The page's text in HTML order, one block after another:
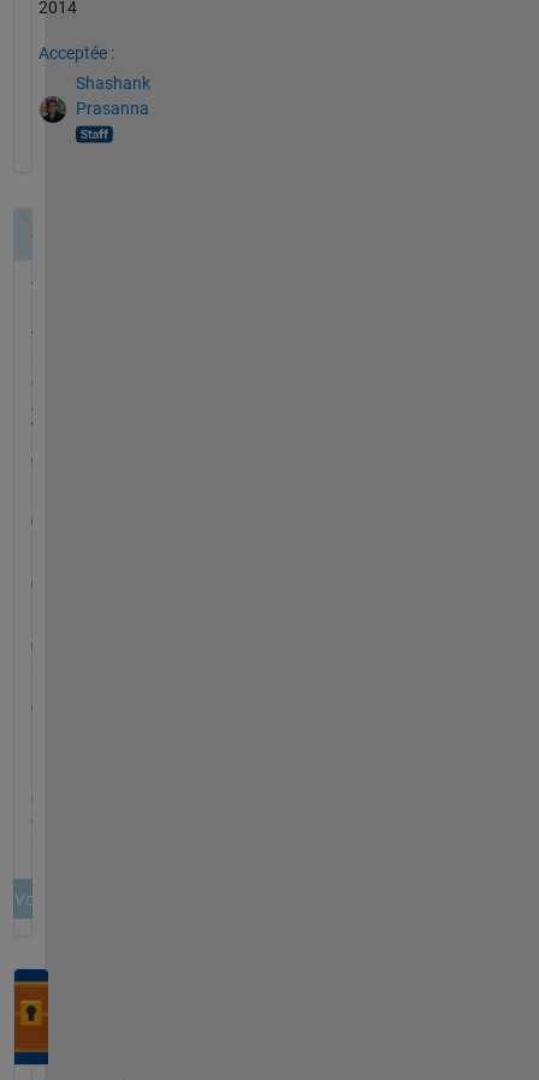
2014
Acceptée :
Shashank
Prasanna